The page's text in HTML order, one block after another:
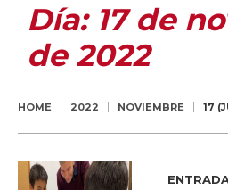
Día: 17 de
de 2022
HOME 2022 NOVIEMBRE 17